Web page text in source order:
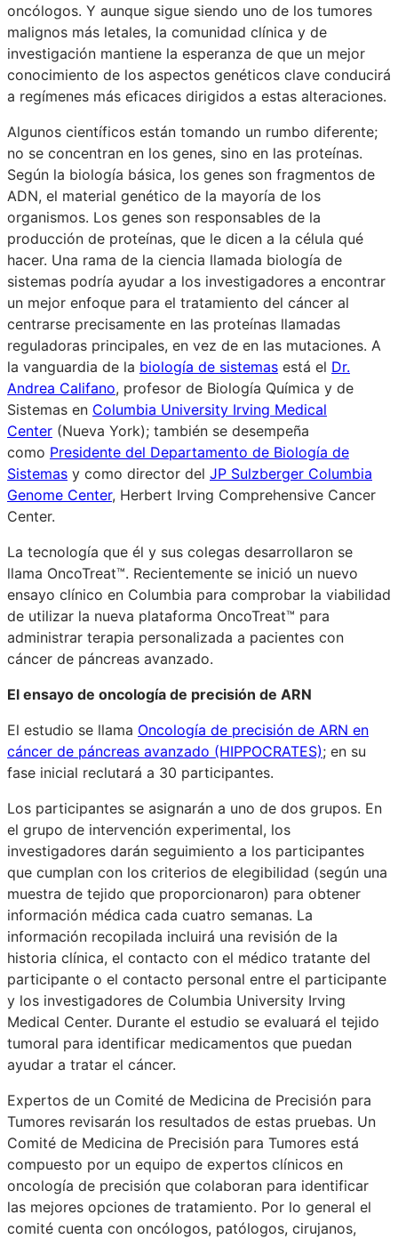
oncólogos. Y aunque sigue siendo uno de los tumores
malignos más letales, la comunidad clínica y de
investigación mantiene la esperanza de que un mejor
conocimiento de los aspectos genéticos clave conducirá
a regímenes más eficaces dirigidos a estas alteraciones.
Algunos científicos están tomando un rumbo diferente;
no se concentran en los genes, sino en las proteínas.
Según la biología básica, los genes son fragmentos de
ADN, el material genético de la mayoría de los
organismos. Los genes son responsables de la
producción de proteínas, que le dicen a la célula qué
hacer. Una rama de la ciencia llamada biología de
sistemas podría ayudar a los investigadores a encontrar
un mejor enfoque para el tratamiento del cáncer al
centrarse precisamente en las proteínas llamadas
reguladoras principales, en vez de en las mutaciones. A
la vanguardia de la biología de sistemas está el Dr.
Andrea Califano, profesor de Biología Química y de
Sistemas en Columbia University Irving Medical
Center (Nueva York); también se desempeña
como Presidente del Departamento de Biología de
Sistemas y como director del JP Sulzberger Columbia
Genome Center, Herbert Irving Comprehensive Cancer
Center.
La tecnología que él y sus colegas desarrollaron se
llama OncoTreat™. Recientemente se inició un nuevo
ensayo clínico en Columbia para comprobar la viabilidad
de utilizar la nueva plataforma OncoTreat™ para
administrar terapia personalizada a pacientes con
cáncer de páncreas avanzado.
El ensayo de oncología de precisión de ARN
El estudio se llama Oncología de precisión de ARN en
cáncer de páncreas avanzado (HIPPOCRATES); en su
fase inicial reclutará a 30 participantes.
Los participantes se asignarán a uno de dos grupos. En
el grupo de intervención experimental, los
investigadores darán seguimiento a los participantes
que cumplan con los criterios de elegibilidad (según una
muestra de tejido que proporcionaron) para obtener
información médica cada cuatro semanas. La
información recopilada incluirá una revisión de la
historia clínica, el contacto con el médico tratante del
participante o el contacto personal entre el participante
y los investigadores de Columbia University Irving
Medical Center. Durante el estudio se evaluará el tejido
tumoral para identificar medicamentos que puedan
ayudar a tratar el cáncer.
Expertos de un Comité de Medicina de Precisión para
Tumores revisarán los resultados de estas pruebas. Un
Comité de Medicina de Precisión para Tumores está
compuesto por un equipo de expertos clínicos en
oncología de precisión que colaboran para identificar
las mejores opciones de tratamiento. Por lo general el
comité cuenta con oncólogos, patólogos, cirujanos,